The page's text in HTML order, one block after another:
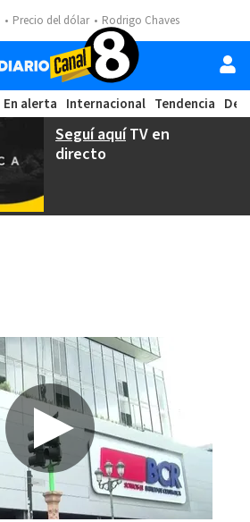
Precio del dólar Rodrigo Chaves
En alerta Internacional Tendencia
Seguí aquíTV en
directo